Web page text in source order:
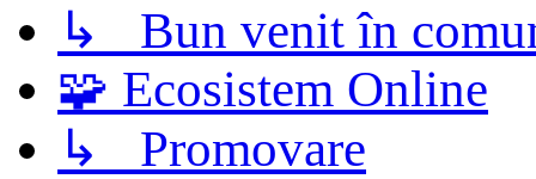
↳ Bun venit în
🧩 Ecosistem Online
↳ Promovare